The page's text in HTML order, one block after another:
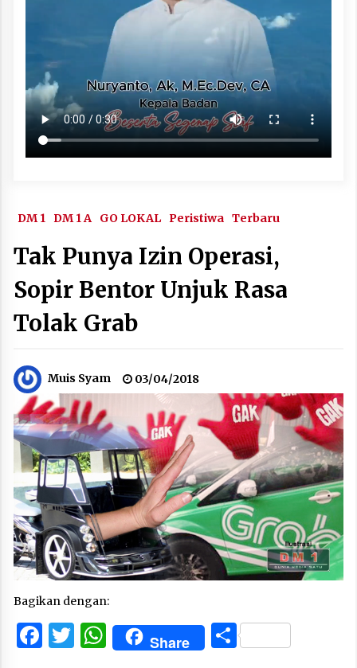
DM 1 DM 1 A GO LOKAL Peristiwa Terbaru
Tak Punya Izin Operasi,
Sopir Bentor Unjuk Rasa
Tolak Grab
Muis Syam 03/04/2018
Bagikan dengan:
Facebook
Twitter
WhatsApp
Share Share